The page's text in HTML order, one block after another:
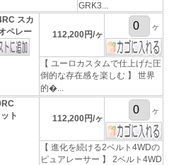
GRK3...
スカ
ペレー
112,200円/ヶ
ヶ
【 ユーロカスタムで仕上げた圧
倒的な存在感を楽しむ 】 世界
的�...
ト
112,200円/ヶ
ヶ
【 進化を続ける2ベルト4WDの
ピュアレーサー 】 2ベルト4WD